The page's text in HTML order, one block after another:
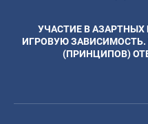
УЧАСТИЕ В
ИГРОВУЮ
(ПРИНЦИПОВ)